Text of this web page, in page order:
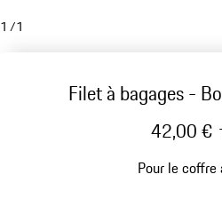
1 /1
Filet à bagages -
42,00 €
Pour le coffre